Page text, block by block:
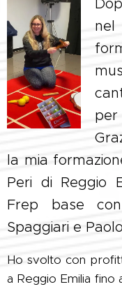
la mia
Peri di Reggio
Frep base
Spaggiari e
Ho svolto con
a Reggio Emilia fino